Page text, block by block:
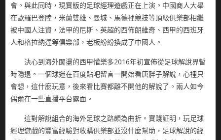
會。與此同時，現實版的足球經理遊戲正在上演。中國商人大舉
在歐羅巴登陸，米蘭雙雄、曼城、馬德裡競技等頂級俱樂部相繼
被中國人注資，法甲的尼斯、英超的西佈朗維奇、西甲的西班牙
人和格拉納達等俱樂部，老板紛紛換成了中國人。
決心到海外闖盪的西甲懽樂多2016年初宣佈從足球解說界暫
時隱退。一個球迷在百度貼吧留言一開始看唐胖子解說，心裡只
會想，這什麼玩意，後來看比賽都離不開他的解說了。兩人如今
偶爾在一些直播平台露面。
這對解說組合的海外足球之路頗為曲折。實踐証明，玩足球
經理遊戲的豐富經驗對收購俱樂部並沒什麼幫助，足球解說的經